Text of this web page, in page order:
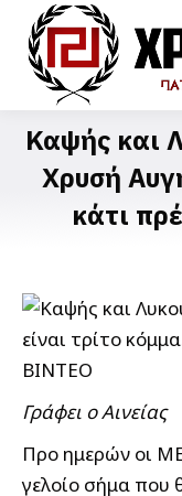
Καψής και
Χρυσή
κάτι
Γράφει ο Αινείας
Προ ημερών οι
γελοίο σήμα που